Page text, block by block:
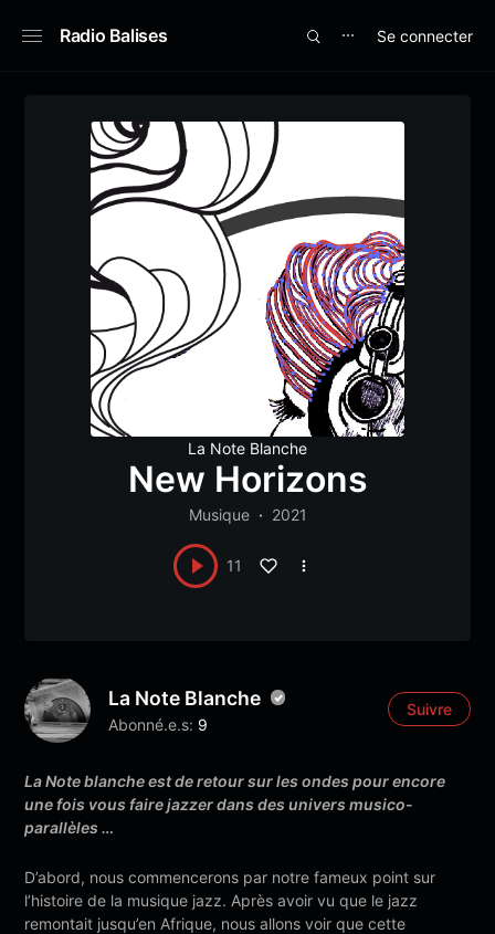
Radio Balises ⋯ Se connecter
La Note Blanche
New Horizons
Musique 2021
11
La Note Blanche
Abonné.e.s: 9
Suivre
La Note blanche est de retour sur les ondes pour encore
une fois vous faire jazzer dans des univers musico-
parallèles …
D’abord, nous commencerons par notre fameux point sur
l’histoire de la musique jazz. Après avoir vu que le jazz
remontait jusqu’en Afrique, nous allons voir que cette